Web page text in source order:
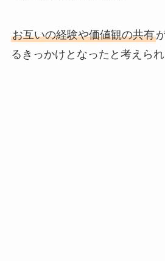
お互いの経験や価値観の共有
るきっかけとなったと考えられ